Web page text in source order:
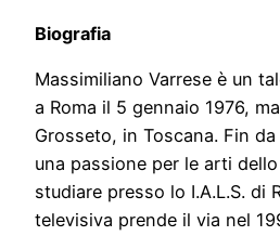
Biografia
Massimiliano Varrese è un
a Roma il 5 gennaio 1976,
Grosseto, in Toscana. Fin
una passione per le arti
studiare presso lo I.A.L.S. di
televisiva prende il via nel